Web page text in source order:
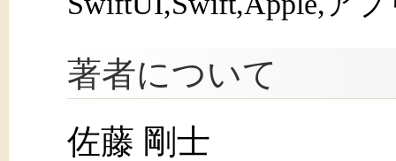
著者について
佐藤 剛士